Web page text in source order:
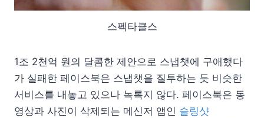
스펙타클스
1조 2천억 원의 달콤한 제안으로 스냅챗에 구애했다
가 실패한 페이스북은 스냅챗을 질투하는 듯 비슷한
서비스를 내놓고 있으나 녹록지 않다. 페이스북은 동
영상과 사진이 삭제되는 메신저 앱인 슬링샷